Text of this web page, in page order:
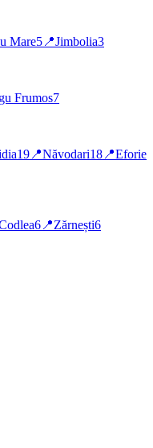
Mare5 📍Jimbolia3
Frumos7
19 📍Năvodari18 📍Eforie
6 📍Zărnești6